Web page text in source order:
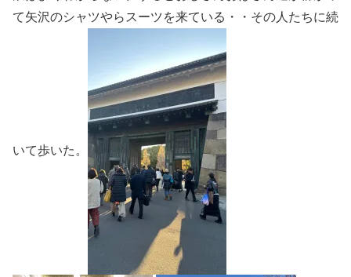
て矢沢のシャツやらスーツを来ている・・その人たちに続
いて歩いた。